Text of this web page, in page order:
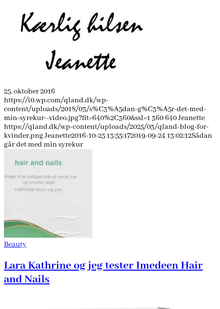
25. oktober 2016
https://i0.wp.com/qland.dk/wp-
content/uploads/2018/03/s%C3%A5dan-g%C3%A5r-det-med-
min-syrekur--video.jpg?fit=640%2C360&ssl=1 360640Jeanette
https://qland.dk/wp-content/uploads/2025/03/qland-blog-for-
kvinder.pngJeanette2016-10-25 13:55:172019-09-24 13:02:12Sådan
går det med min syrekur
Beauty
Lara Kathrine og jeg tester Imedeen Hair
and Nails